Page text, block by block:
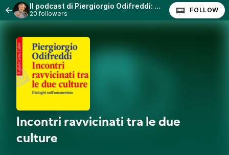
Il podcast di Piergiorgio Odifreddi: Lezioni e Conferenze.
20 followers FOLLOW
Incontri ravvicinati tra le due
culture